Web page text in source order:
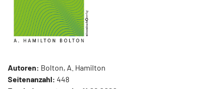
Autoren: Bolton, A. Hamilton
Seitenanzahl: 448